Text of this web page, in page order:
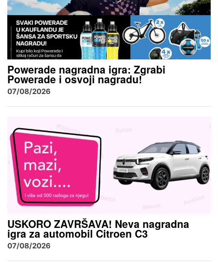
Powerade nagradna igra: Zgrabi
Powerade i osvoji nagradu!
07/08/2026
USKORO ZAVRŠAVA! Neva nagradna
igra za automobil Citroen C3
07/08/2026